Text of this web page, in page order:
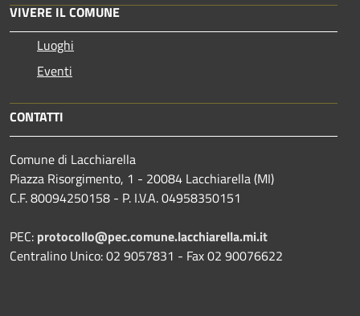
VIVERE IL COMUNE
Luoghi
Eventi
CONTATTI
Comune di Lacchiarella
Piazza Risorgimento, 1 - 20084 Lacchiarella (MI)
C.F. 80094250158 - P. I.V.A. 04958350151
PEC: protocollo@pec.comune.lacchiarella.mi.it
Centralino Unico: 02 9057831 - Fax 02 90076622